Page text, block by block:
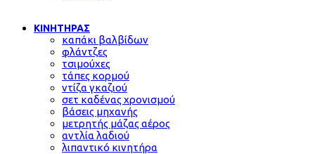
ΚΙΝΗΤΗΡΑΣ
καπάκι βαλβίδων
φλάντζες
τσιμούχες
τάπες κορμού
ντίζα γκαζιού
σετ καδένας χρονισμού
βάσεις μηχανής
μετρητής μάζας αέρος
αντλία λαδιού
λιπαντικό κινητήρα